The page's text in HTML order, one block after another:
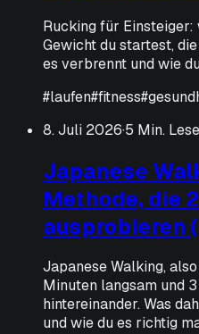
Rucking für
Gewicht du startest,
es verbrennt und wie
#laufen#fitness#
8. Juli 2026·5 Min.
Japanese
Methode, die
ausprobieren
Japanese Walking,
Minuten langsam und
hintereinander. Was
und wie du es richtig